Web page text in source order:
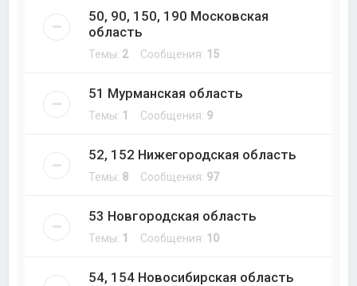
50, 90, 150, 190 Московская
область
Темы: 2Сообщения: 15
51 Мурманская область
Темы: 1 Сообщения: 9
52, 152 Нижегородская область
Темы: 8 Сообщения: 97
53 Новгородская область
Темы: 1 Сообщения: 10
54, 154 Новосибирская область